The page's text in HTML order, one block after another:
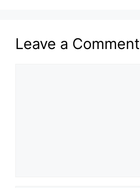
Leave a Comment